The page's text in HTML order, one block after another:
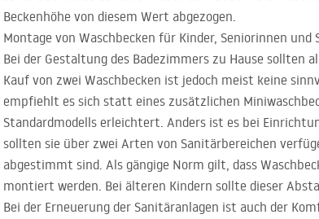
Beckenhöhe von diesem Wert abgezogen.
Montage von Waschbecken für Kinder, Seniorinnen
Bei der Gestaltung des Badezimmers zu Hause
Kauf von zwei Waschbecken ist jedoch meist keine
empfiehlt es sich statt eines zusätzlichen
Standardmodells erleichtert. Anders ist es bei
sollten sie über zwei Arten von Sanitärbereichen
abgestimmt sind. Als gängige Norm gilt, dass
montiert werden. Bei älteren Kindern sollte dieser
Bei der Erneuerung der Sanitäranlagen ist auch der